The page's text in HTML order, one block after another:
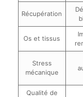
Récupération
Os et tissus
Stress
mécanique
Qualité de